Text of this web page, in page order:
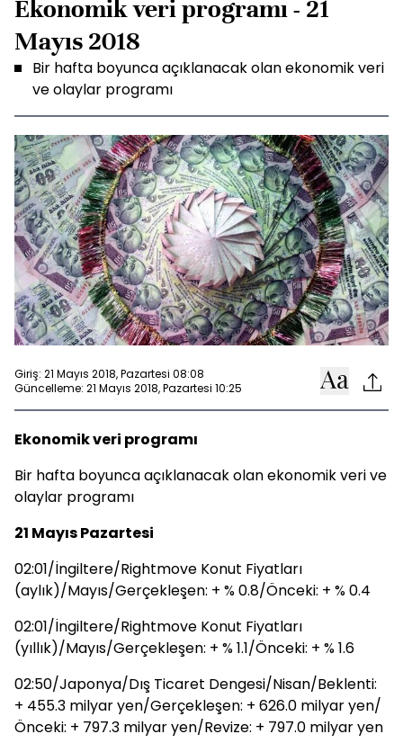
Ekonomik veri programı - 21
Mayıs 2018
Bir hafta boyunca açıklanacak olan ekonomik veri
ve olaylar programı
Giriş: 21 Mayıs 2018, Pazartesi 08:08
Güncelleme: 21 Mayıs 2018, Pazartesi 10:25
Ekonomik veri programı
Bir hafta boyunca açıklanacak olan ekonomik veri ve
olaylar programı
21 Mayıs Pazartesi
02:01/İngiltere/Rightmove Konut Fiyatları
(aylık)/Mayıs/Gerçekleşen: + % 0.8/Önceki: + % 0.4
02:01/İngiltere/Rightmove Konut Fiyatları
(yıllık)/Mayıs/Gerçekleşen: + % 1.1/Önceki: + % 1.6
02:50/Japonya/Dış Ticaret Dengesi/Nisan/Beklenti:
+ 455.3 milyar yen/Gerçekleşen: + 626.0 milyar yen/
Önceki: + 797.3 milyar yen/Revize: + 797.0 milyar yen